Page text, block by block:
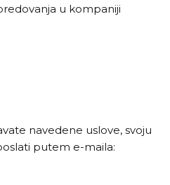
u kompaniji
navedene uslove, svoju
putem e-maila: